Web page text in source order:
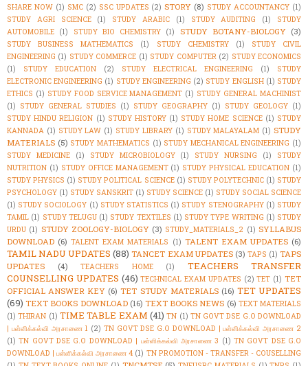
SHARE NOW (1) SMC (2) SSC UPDATES (2) STORY (8) STUDY ACCOUNTANCY (1)
STUDY AGRI SCIENCE
(1) STUDY ARABIC (1) STUDY AUDITING (1)
STUDY
AUTOMOBILE (1) STUDY BIO CHEMISTRY (1) STUDY BOTANY-BIOLOGY (3)
STUDY BUSINESS MATHEMATICS (1) STUDY CHEMISTRY (1)
STUDY CIVIL
ENGINEERING (1) STUDY COMMERCE (1) STUDY COMPUTER (2) STUDY ECONOMICS
(1)
STUDY EDUCATION (2) STUDY ELECTRICAL ENGINEERING (1)
STUDY
ELECTRONIC ENGINEERING (1) STUDY ENGINEERING (2) STUDY ENGLISH (1) STUDY
ETHICS (1) STUDY FOOD SERVICE MANAGEMENT (1) STUDY GENERAL MACHINIST
(1) STUDY GENERAL STUDIES (1) STUDY GEOGRAPHY (1) STUDY GEOLOGY (1)
STUDY HINDU RELIGION (1) STUDY HISTORY (1) STUDY HOME SCIENCE (1) STUDY
KANNADA (1) STUDY LAW (1) STUDY LIBRARY (1) STUDY MALAYALAM (1) STUDY
MATERIALS (5) STUDY MATHEMATICS (1) STUDY MECHANICAL ENGINEERING (1)
STUDY MEDICINE
(1) STUDY MICROBIOLOGY (1) STUDY NURSING (1)
STUDY
NUTRITION (1) STUDY OFFICE MANAGEMENT (1) STUDY PHYSICAL EDUCATION (1)
STUDY PHYSICS (1) STUDY POLITICAL SCIENCE (1) STUDY POLYTECHNIC (1) STUDY
PSYCHOLOGY (1) STUDY SANSKRIT (1) STUDY SCIENCE (1) STUDY SOCIAL SCIENCE
(1) STUDY SOCIOLOGY (1) STUDY STATISTICS (1) STUDY STENOGRAPHY (1) STUDY
TAMIL (1) STUDY TELUGU (1) STUDY TEXTILES (1) STUDY TYPE WRITING (1) STUDY
URDU (1) STUDY ZOOLOGY-BIOLOGY (3) STUDY_MATERIALS_2 (1) SYLLABUS
DOWNLOAD (6) TALENT EXAM MATERIALS (1) TALENT EXAM UPDATES (6)
TAMIL NADU UPDATES (88) TANCET EXAM UPDATES (3) TAPS (1) TAPS
UPDATES
(4) TEACHERS HOME (1)
TEACHERS TRANSFER
COUNSELLING UPDATES (46) TECHNICAL EXAM UPDATES (2) TET (1) TET
OFFICIAL ANSWER KEY (6) TET STUDY MATERIALS (16) TET UPDATES
(69) TEXT BOOKS DOWNLOAD (16) TEXT BOOKS NEWS (6) TEXT MATERIALS
(1) THIRAN (1) TIME TABLE EXAM (41) TN (1) TN GOVT DSE G.O DOWNLOAD
| பள்ளிக்கல்வி அரசாணை 1 (2) TN GOVT DSE G.O DOWNLOAD | பள்ளிக்கல்வி அரசாணை 2
(1) TN GOVT DSE G.O DOWNLOAD | பள்ளிக்கல்வி அரசாணை 3 (1) TN GOVT DSE G.O
DOWNLOAD | பள்ளிக்கல்வி அரசாணை 4 (1) TN PROMOTION - TRANSFER - COUSELLING